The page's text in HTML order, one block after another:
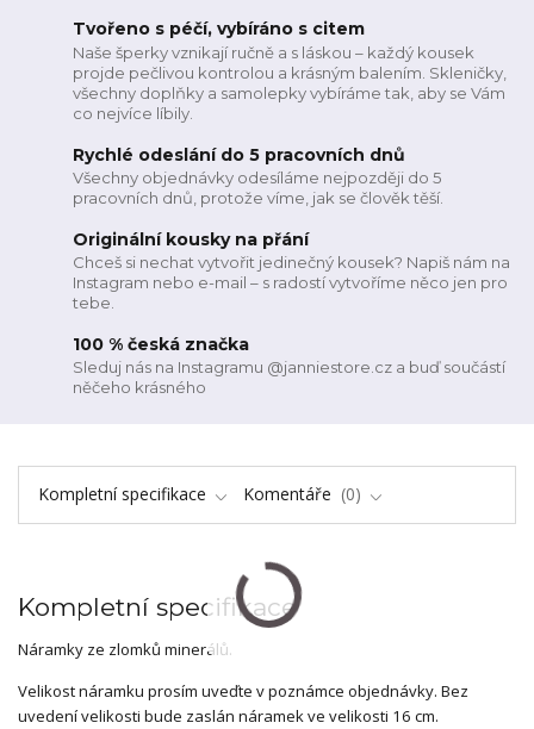
Tvořeno s péčí, vybíráno s citem
Naše šperky vznikají ručně a s láskou – každý kousek
projde pečlivou kontrolou a krásným balením. Skleničky,
všechny doplňky a samolepky vybíráme tak, aby se Vám
co nejvíce líbily.
Rychlé odeslání do 5 pracovních dnů
Všechny objednávky odesíláme nejpozději do 5
pracovních dnů, protože víme, jak se člověk těší.
Originální kousky na přání
Chceš si nechat vytvořit jedinečný kousek? Napiš nám na
Instagram nebo e-mail – s radostí vytvoříme něco jen pro
tebe.
100 % česká značka
Sleduj nás na Instagramu @janniestore.cz a buď součástí
něčeho krásného
Kompletní specifikace Komentáře 0
Kompletní specifikace
Náramky ze zlomků minerálů.
Velikost náramku prosím uveďte v poznámce objednávky. Bez
uvedení velikosti bude zaslán náramek ve velikosti 16 cm.